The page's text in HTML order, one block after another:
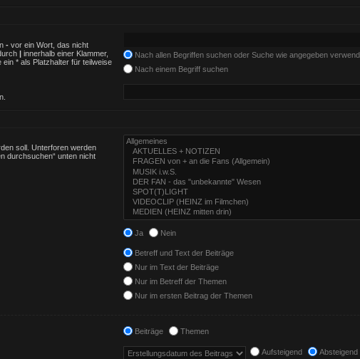
- vor ein Wort, das nicht
| innerhalb einer Klammer,
* als Platzhalter für teilweise
Nach allen Begriffen suchen oder Suche wie angegeben
Nach einem Begriff suchen
soll. Unterforen werden
durchsuchen“ unten nicht
Ja Nein
Betreff und Text der Beiträge
Nur im Text der Beiträge
Nur im Betreff der Themen
Nur im ersten Beitrag der Themen
Beiträge Themen
Aufsteigend Absteigend